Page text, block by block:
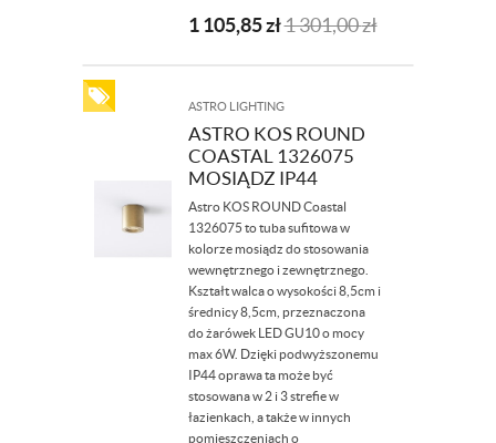
1 105,85zł1 301,00zł
ASTRO LIGHTING
ASTRO KOS ROUND
COASTAL 1326075
MOSIĄDZ IP44
Astro KOS ROUND Coastal
1326075 to tuba sufitowa w
kolorze mosiądz do stosowania
wewnętrznego i zewnętrznego.
Kształt walca o wysokości 8,5cm i
średnicy 8,5cm, przeznaczona
do żarówek LED GU10 o mocy
max 6W. Dzięki podwyższonemu
IP44 oprawa ta może być
stosowana w 2 i 3 strefie w
łazienkach, a także w innych
pomieszczeniach o